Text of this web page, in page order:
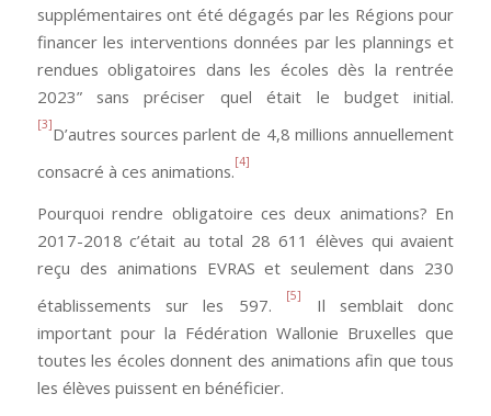
supplémentaires ont été dégagés par les Régions pour
financer les interventions données par les plannings et
rendues obligatoires dans les écoles dès la rentrée
2023” sans préciser quel était le budget initial.
[3]D’autres sources parlent de 4,8 millions annuellement
consacré à ces animations.[4]
Pourquoi rendre obligatoire ces deux animations? En
2017-2018 c’était au total 28 611 élèves qui avaient
reçu des animations EVRAS et seulement dans 230
établissements sur les 597.
[5]
Il semblait donc
important pour la Fédération Wallonie Bruxelles que
toutes les écoles donnent des animations afin que tous
les élèves puissent en bénéficier.